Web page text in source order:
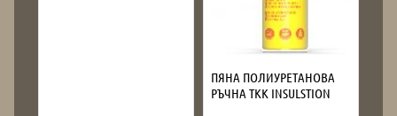
ПЯНА ПОЛИУРЕТАНОВА
РЪЧНА TKK INSULSTION